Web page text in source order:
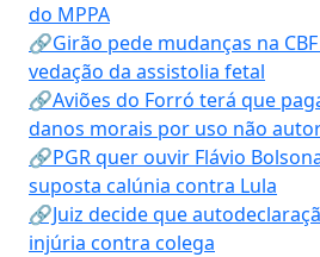
do MPPA
🔗Girão pede mudanças na
vedação da assistolia fetal
🔗Aviões do Forró terá que
danos morais por uso não
🔗PGR quer ouvir Flávio
suposta calúnia contra Lula
🔗Juiz decide que
injúria contra colega